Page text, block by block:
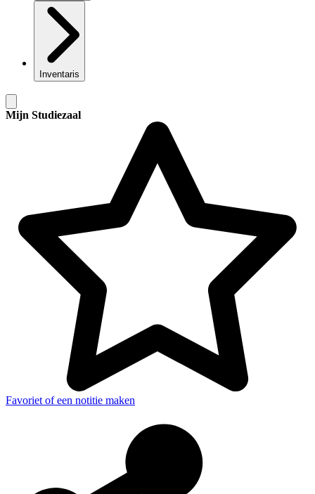
Inventaris
Mijn Studiezaal
Favoriet of een notitie maken